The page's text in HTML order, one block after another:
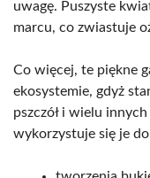
uwagę. Puszyste
marcu, co zwiastuje
Co więcej, te piękne
ekosystemie, gdyż
pszczół i wielu
wykorzystuje się je